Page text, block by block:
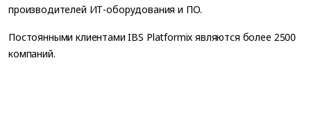
производителей ИТ-оборудования и ПО.
Постоянными клиентами IBS Platformix являются более 2500
компаний.